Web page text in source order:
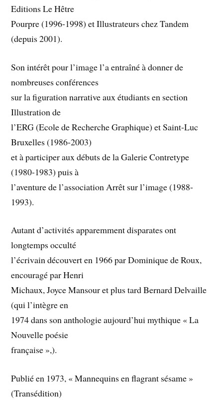
Editions Le Hêtre
Pourpre (1996-1998) et Illustrateurs chez Tandem
(depuis 2001).
Son intérêt pour l’image l’a entraîné à donner de
nombreuses conférences
sur la figuration narrative aux étudiants en section
Illustration de
l’ERG (Ecole de Recherche Graphique) et Saint-Luc
Bruxelles (1986-2003)
et à participer aux débuts de la Galerie Contretype
(1980-1983) puis à
l’aventure de l’association Arrêt sur l’image (1988-
1993).
Autant d’activités apparemment disparates ont
longtemps occulté
l’écrivain découvert en 1966 par Dominique de Roux,
encouragé par Henri
Michaux, Joyce Mansour et plus tard Bernard Delvaille
(qui l’intègre en
1974 dans son anthologie aujourd’hui mythique « La
Nouvelle poésie
française »,).
Publié en 1973, « Mannequins en flagrant sésame »
(Transédition)